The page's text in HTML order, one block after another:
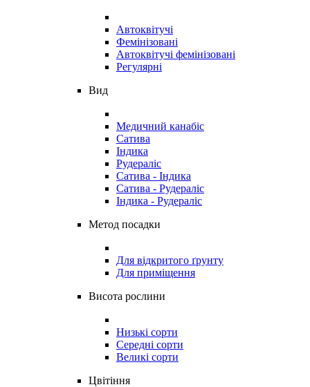
Автоквітучі
Фемінізовані
Автоквітучі фемінізовані
Регулярні
Вид
Медичний канабіс
Сатива
Індика
Рудераліс
Сатива - Індика
Сатива - Рудераліс
Індика - Рудераліс
Метод посадки
Для відкритого ґрунту
Для приміщення
Висота рослини
Низькі сорти
Середні сорти
Великі сорти
Цвітіння